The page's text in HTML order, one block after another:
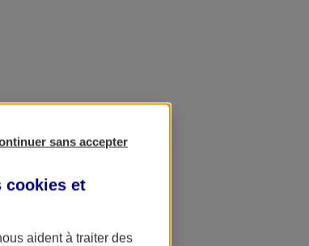
sans accepter
cookies et
aident à traiter des